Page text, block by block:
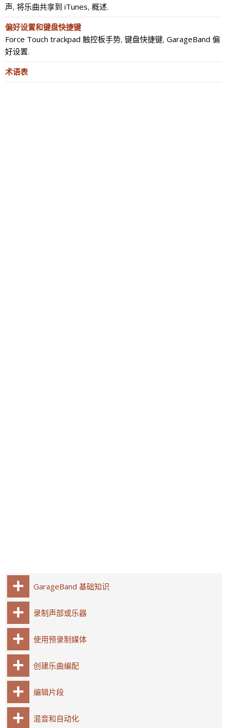
声, 将乐曲共享到 iTunes, 概述.
偏好设置和键盘快捷键
Force Touch trackpad 触控板手势, 键盘快捷键, GarageBand 偏
好设置.
术语表
GarageBand 基础知识
录制声部或乐器
使用预录制媒体
创建乐曲编配
编辑片段
混音和自动化